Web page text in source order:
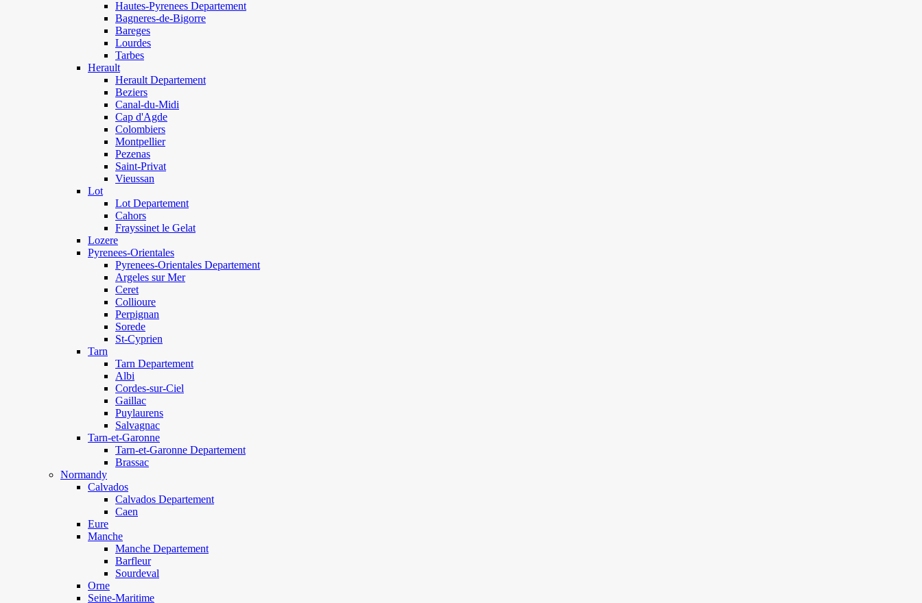
Hautes-Pyrenees Departement
Bagneres-de-Bigorre
Bareges
Lourdes
Tarbes
Herault
Herault Departement
Beziers
Canal-du-Midi
Cap d'Agde
Colombiers
Montpellier
Pezenas
Saint-Privat
Vieussan
Lot
Lot Departement
Cahors
Frayssinet le Gelat
Lozere
Pyrenees-Orientales
Pyrenees-Orientales Departement
Argeles sur Mer
Ceret
Collioure
Perpignan
Sorede
St-Cyprien
Tarn
Tarn Departement
Albi
Cordes-sur-Ciel
Gaillac
Puylaurens
Salvagnac
Tarn-et-Garonne
Tarn-et-Garonne Departement
Brassac
Normandy
Calvados
Calvados Departement
Caen
Eure
Manche
Manche Departement
Barfleur
Sourdeval
Orne
Seine-Maritime